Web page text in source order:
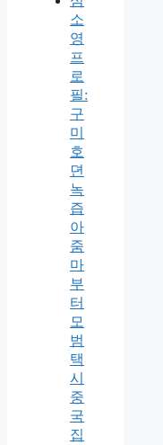
소
영
프
로
필:
구
미
호
뎐
녹
즙
아
줌
마
부
터
모
범
택
시
중
국
집